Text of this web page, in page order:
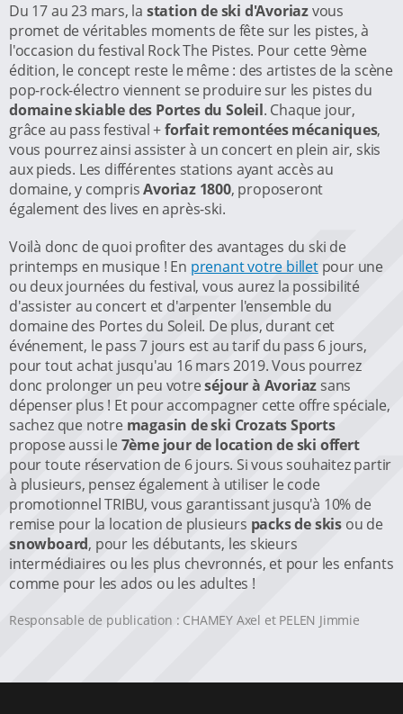
Du 17 au 23 mars, la station de ski d'Avoriazvous
promet de véritables moments de fête sur les pistes, à
l'occasion du festival Rock The Pistes. Pour cette 9ème
édition, le concept reste le même : des artistes de la scène
pop-rock-électro viennent se produire sur les pistes du
domaine skiable des Portes du Soleil. Chaque jour,
grâce au pass festival +forfait remontées mécaniques,
vous pourrez ainsi assister à un concert en plein air, skis
aux pieds. Les différentes stations ayant accès au
domaine, y comprisAvoriaz 1800, proposeront
également des lives en après-ski.
Voilà donc de quoi profiter des avantages du ski de
printemps en musique ! En prenant votre billetpour une
ou deux journées du festival, vous aurez la possibilité
d'assister au concert et d'arpenter l'ensemble du
domaine des Portes du Soleil. De plus, durant cet
événement, le pass 7 jours est au tarif du pass 6 jours,
pour tout achat jusqu'au 16 mars 2019. Vous pourrez
donc prolonger un peu votreséjour à Avoriaz sans
dépenser plus ! Et pour accompagner cette offre spéciale,
sachez que notre magasin de ski Crozats Sports
propose aussi le 7ème jour de location de ski offert
pour toute réservation de 6 jours. Si vous souhaitez partir
à plusieurs, pensez également à utiliser le code
promotionnel TRIBU, vous garantissant jusqu'à 10% de
remise pour la location de plusieurs packs de skis ou de
snowboard, pour les débutants, les skieurs
intermédiaires ou les plus chevronnés, et pour les enfants
comme pour les ados ou les adultes !
Responsable de publication : CHAMEY Axel et PELEN Jimmie